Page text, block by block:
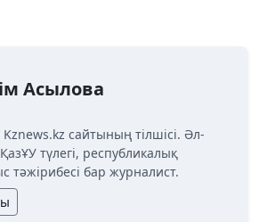
Асылова
сайтының тілшісі. Әл-
түлегі, республикалық
тәжірибесі бар журналист.